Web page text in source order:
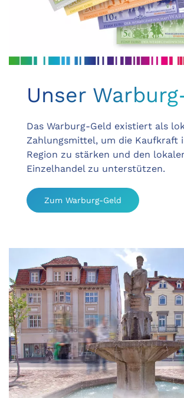
Unser
Das Warburg-Geld existiert als
Zahlungsmittel, um die Kaufkraft
Region zu stärken und den
Einzelhandel zu unterstützen.
Zum Warburg-Geld